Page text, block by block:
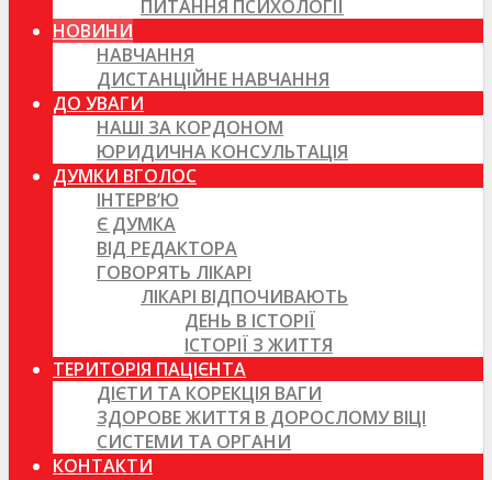
ПИТАННЯ ПСИХОЛОГІЇ
НОВИНИ
НАВЧАННЯ
ДИСТАНЦІЙНЕ НАВЧАННЯ
ДО УВАГИ
НАШІ ЗА КОРДОНОМ
ЮРИДИЧНА КОНСУЛЬТАЦІЯ
ДУМКИ ВГОЛОС
ІНТЕРВ’Ю
Є ДУМКА
ВІД РЕДАКТОРА
ГОВОРЯТЬ ЛІКАРІ
ЛІКАРІ ВІДПОЧИВАЮТЬ
ДЕНЬ В ІСТОРІЇ
ІСТОРІЇ З ЖИТТЯ
ТЕРИТОРІЯ ПАЦІЄНТА
ДІЄТИ ТА КОРЕКЦІЯ ВАГИ
ЗДОРОВЕ ЖИТТЯ В ДОРОСЛОМУ ВІЦІ
СИСТЕМИ ТА ОРГАНИ
КОНТАКТИ